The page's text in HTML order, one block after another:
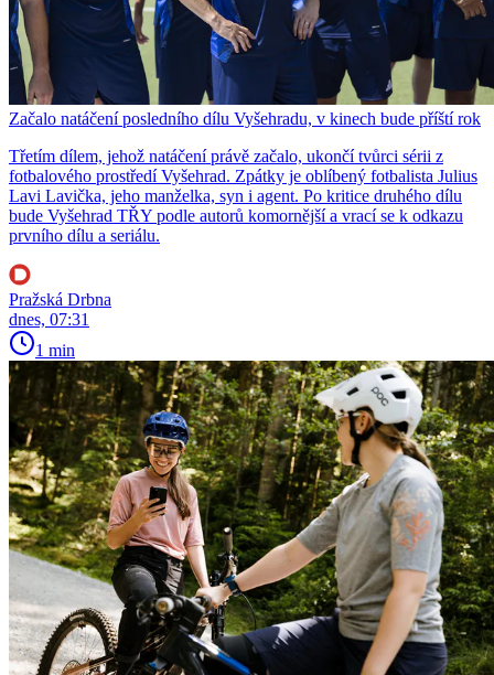
Začalo natáčení posledního dílu Vyšehradu, v kinech bude příští rok
Třetím dílem, jehož natáčení právě začalo, ukončí tvůrci sérii z
fotbalového prostředí Vyšehrad. Zpátky je oblíbený fotbalista Julius
Lavi Lavička, jeho manželka, syn i agent. Po kritice druhého dílu
bude Vyšehrad TŘY podle autorů komornější a vrací se k odkazu
prvního dílu a seriálu.
Pražská Drbna
dnes, 07:31
1 min